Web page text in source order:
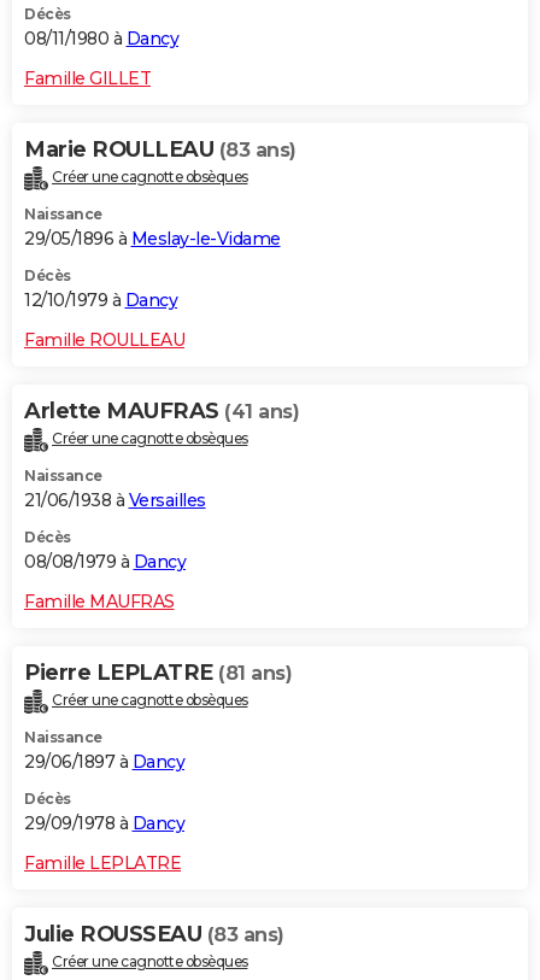
Décès
08/11/1980 à Dancy
Famille GILLET
Marie ROULLEAU (83 ans)
Créer une cagnotte obsèques
Naissance
29/05/1896 à Meslay-le-Vidame
Décès
12/10/1979 à Dancy
Famille ROULLEAU
Arlette MAUFRAS (41 ans)
Créer une cagnotte obsèques
Naissance
21/06/1938 à Versailles
Décès
08/08/1979 à Dancy
Famille MAUFRAS
Pierre LEPLATRE (81 ans)
Créer une cagnotte obsèques
Naissance
29/06/1897 à Dancy
Décès
29/09/1978 à Dancy
Famille LEPLATRE
Julie ROUSSEAU (83 ans)
Créer une cagnotte obsèques